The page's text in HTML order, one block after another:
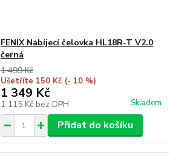
FENIX Nabíjecí čelovka HL18R-T V2.0
černá
1 499 Kč
Ušetříte 150 Kč (- 10 %)
1 349 Kč
1 115 Kč bez DPH Skladem
Přidat do košíku